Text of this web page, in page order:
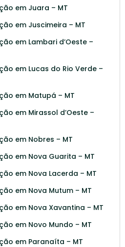
em Juara – MT
em Juscimeira – MT
em Lambari d’Oeste –
em Lucas do Rio Verde –
em Matupá – MT
em Mirassol d’Oeste –
em Nobres – MT
em Nova Guarita – MT
em Nova Lacerda – MT
em Nova Mutum – MT
em Nova Xavantina – MT
em Novo Mundo – MT
em Paranaíta – MT